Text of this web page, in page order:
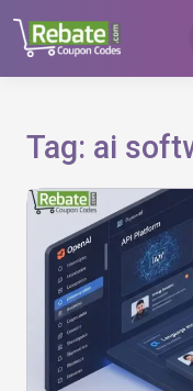
content
Tag: ai